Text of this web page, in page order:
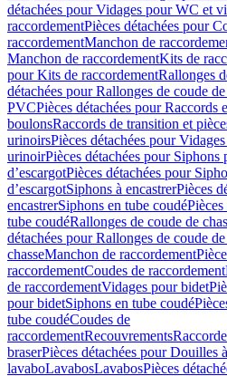
détachées pour Vidages pour WC et
raccordementPièces détachées pour
raccordementManchon de
Manchon de raccordementKits de
pour Kits de raccordementRallonges
détachées pour Rallonges de coude de
PVCPièces détachées pour Raccords
boulonsRaccords de transition et
urinoirsPièces détachées pour
urinoirPièces détachées pour
d’escargotPièces détachées pour
d’escargotSiphons à encastrerPièces
encastrerSiphons en tube coudé
tube coudéRallonges de coude de
détachées pour Rallonges de coude
chasseManchon de raccordement
raccordementCoudes de raccordement
de raccordementVidages pour bidet
pour bidetSiphons en tube coudé
tube coudéCoudes de
raccordementRecouvrements
braserPièces détachées pour Douilles
lavaboLavabosLavabosPièces